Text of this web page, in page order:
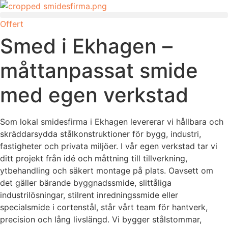
Skip
content
Offert
Smed i Ekhagen –
måttanpassat smide
med egen verkstad
Som lokal smidesfirma i Ekhagen levererar vi hållbara och
skräddarsydda stålkonstruktioner för bygg, industri,
fastigheter och privata miljöer. I vår egen verkstad tar vi
ditt projekt från idé och måttning till tillverkning,
ytbehandling och säkert montage på plats. Oavsett om
det gäller bärande byggnadssmide, slittåliga
industrilösningar, stilrent inredningssmide eller
specialsmide i cortenstål, står vårt team för hantverk,
precision och lång livslängd. Vi bygger stålstommar,